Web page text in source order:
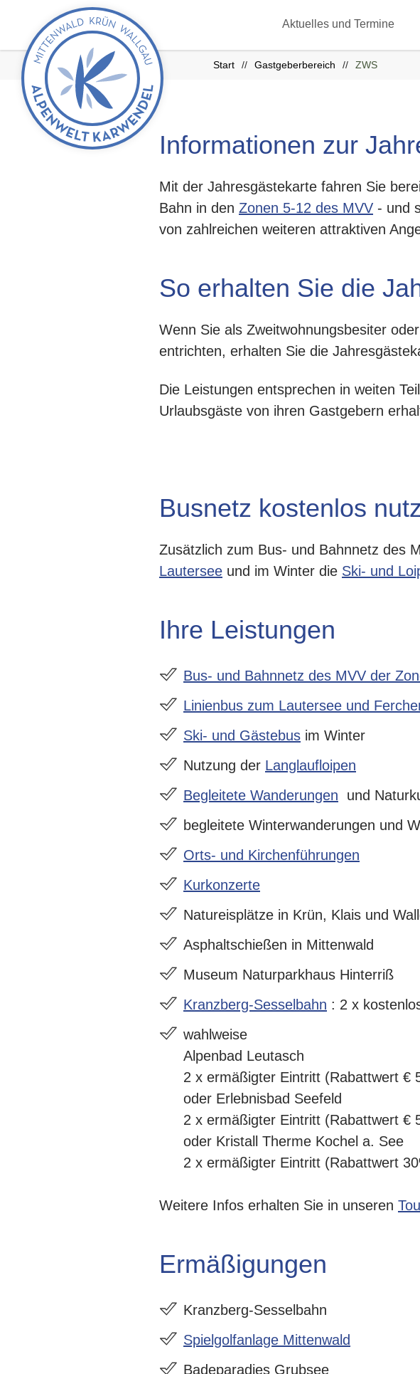
Aktuelles und Termine
zurück
zur
Startseite
Start Gastgeberbereich ZWS
Informationen zur
Mit der Jahresgästekarte fahren Sie
Bahn in den Zonen 5-12 des MVV - und
von zahlreichen weiteren attraktiven
So erhalten Sie die
Wenn Sie als Zweitwohnungsbesiter
entrichten, erhalten Sie die
Die Leistungen entsprechen in weiten
Urlaubsgäste von ihren Gastgebern
Busnetz kostenlos
Zusätzlich zum Bus- und Bahnnetz des
Lautersee und im Winter die Ski- und
Ihre Leistungen
Bus- und Bahnnetz des MVV der
Linienbus zum Lautersee und
Ski- und Gästebus im Winter
Nutzung der Langlaufloipen
Begleitete Wanderungen und
begleitete Winterwanderungen und
Orts- und Kirchenführungen
Kurkonzerte
Natureisplätze in Krün, Klais und
Asphaltschießen in Mittenwald
Museum Naturparkhaus Hinterriß
Kranzberg-Sesselbahn : 2 x
wahlweise
Alpenbad Leutasch
2 x ermäßigter Eintritt (Rabattwert €
oder Erlebnisbad Seefeld
2 x ermäßigter Eintritt (Rabattwert €
oder Kristall Therme Kochel a. See
2 x ermäßigter Eintritt (Rabattwert
Weitere Infos erhalten Sie in unseren
Ermäßigungen
Kranzberg-Sesselbahn
Spielgolfanlage Mittenwald
Badeparadies Grubsee